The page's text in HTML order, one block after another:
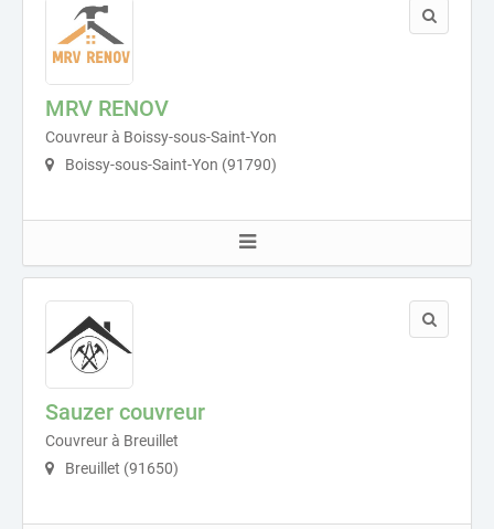
MRV RENOV
Couvreur à Boissy-sous-Saint-Yon
Boissy-sous-Saint-Yon (91790)
Sauzer couvreur
Couvreur à Breuillet
Breuillet (91650)